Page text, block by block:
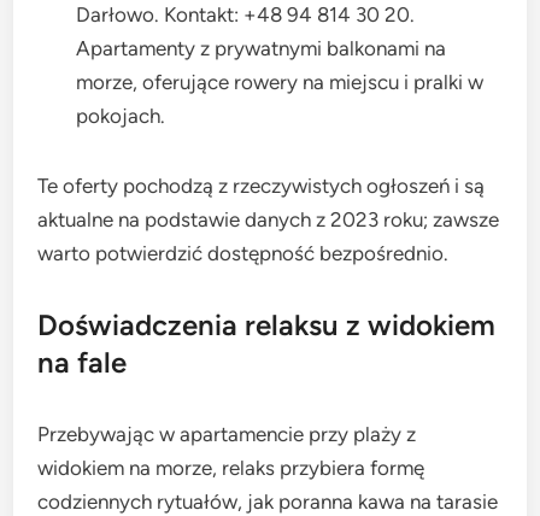
Darłowo. Kontakt: +48 94 814 30 20.
Apartamenty z prywatnymi balkonami na
morze, oferujące rowery na miejscu i pralki w
pokojach.
Te oferty pochodzą z rzeczywistych ogłoszeń i są
aktualne na podstawie danych z 2023 roku; zawsze
warto potwierdzić dostępność bezpośrednio.
Doświadczenia relaksu z widokiem
na fale
Przebywając w apartamencie przy plaży z
widokiem na morze, relaks przybiera formę
codziennych rytuałów, jak poranna kawa na tarasie